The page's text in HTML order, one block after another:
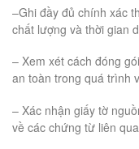
–Ghi đầy đủ chính xác
chất lượng và thời gian
– Xem xét cách đóng
an toàn trong quá trình
– Xác nhận giấy tờ
về các chứng từ liên